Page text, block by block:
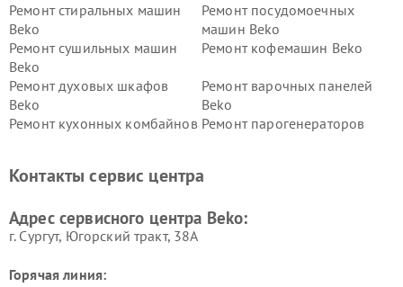
Ремонт стиральных машин
Beko
Ремонт посудомоечных
машин Beko
Ремонт сушильных машин
Beko
Ремонт кофемашин Beko
Ремонт духовых шкафов
Beko
Ремонт варочных панелей
Beko
Ремонт кухонных комбайнов Ремонт парогенераторов
Ремонт холодильников Beko Ремонт морозильных камер
Контакты сервис центра
Адрес сервисного центра Beko:
г. Сургут, Югорский тракт, 38А
Горячая линия: